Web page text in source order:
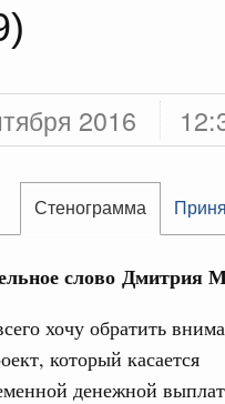
2016
Стенограмма
слово Дмитрия
хочу обратить
который касается
денежной
Демография
Здоровье
Общество
Государство
программы